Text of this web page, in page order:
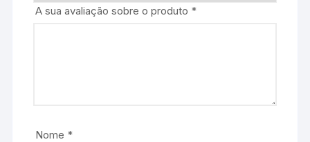
A sua avaliação sobre o produto *
Nome *